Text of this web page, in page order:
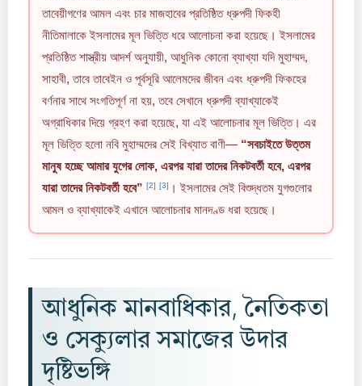
তাবেয়ীগণের আমল এবং চার মাজহাবের প্রতিষ্ঠিত ধ্রুপদী ফিকহী
নীতিমালাকে ইসলামের মূল ভিত্তি ধরে আলোচনা করা হয়েছে। ইসলামের
প্রতিষ্ঠিত শাস্ত্রীয় আদর্শ অনুযায়ী, আধুনিক কোনো ব্যাখ্যা যদি মুহাম্মদ,
সাহাবী, তাবে তাবেইন ও পূর্বসূরি আলেমদের জীবন এবং ধ্রুপদী ফিকহের
বর্ণনার সাথে সংগতিপূর্ণ না হয়, তবে সেখানে ধ্রুপদী ব্যাখ্যাকেই
অগ্রাধিকার দিয়ে গ্রহণ করা হয়েছে, যা এই আলোচনার মূল ভিত্তি। এর
মূল ভিত্তি হলো নবি মুহাম্মদের সেই বিখ্যাত বাণী— “সবচাইতে উত্তম
মানুষ হচ্ছে আমার যুগের লোক, এরপর যারা তাদের নিকটবর্তী হবে, এরপর
যারা তাদের নিকটবর্তী হবে” [2] [3] । ইসলামের সেই বিশুদ্ধতম যুগগুলোর
আমল ও ব্যাখ্যাকেই এখানে আলোচনার মানদণ্ড ধরা হয়েছে।
আধুনিক মানবাধিকার, নৈতিকতা
ও সেক্যুলার সমাজের উদার
দৃষ্টিভঙ্গি